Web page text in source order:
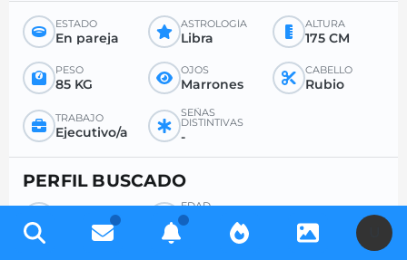
ESTADO
En pareja
ASTROLOGÍA
Libra
ALTURA
175 CM
PESO
85 KG
OJOS
Marrones
CABELLO
Rubio
TRABAJO
Ejecutivo/a
SEÑAS
DISTINTIVAS
-
PERFIL BUSCADO
Hombre
EDAD
DESEADA
-